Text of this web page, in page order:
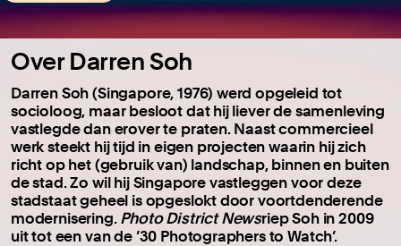
Over Darren Soh
Darren Soh (Singapore, 1976) werd opgeleid tot
socioloog, maar besloot dat hij liever de samenleving
vastlegde dan erover te praten. Naast commercieel
werk steekt hij tijd in eigen projecten waarin hij zich
richt op het (gebruik van) landschap, binnen en buiten
de stad. Zo wil hij Singapore vastleggen voor deze
stadstaat geheel is opgeslokt door voortdenderende
modernisering.Photo District Newsriep Soh in 2009
uit tot een van de ’30 Photographers to Watch’.